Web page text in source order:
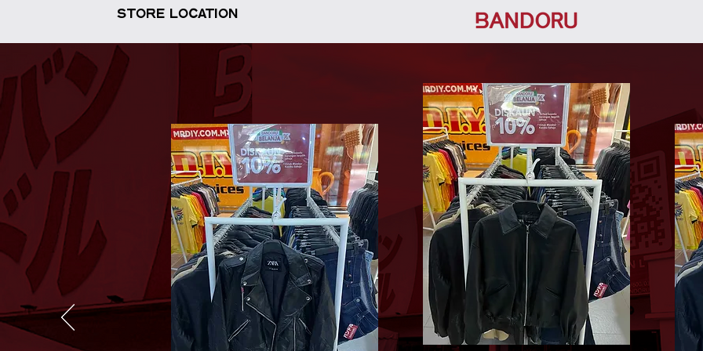
STORE LOCATION